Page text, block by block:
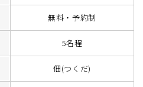
無料・予約制
5名程
佃(つくだ)